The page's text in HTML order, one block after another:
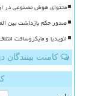
محتوای هوش مصنوعی در
صدور حکم بازداشت بین
انویدیا و مایکروسافت
کامنت بینندگان